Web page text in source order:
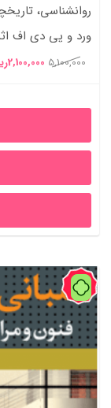
روانشناسی،
ورد و پی دی اف
5,100,000 قیمت
2,100,000
59%